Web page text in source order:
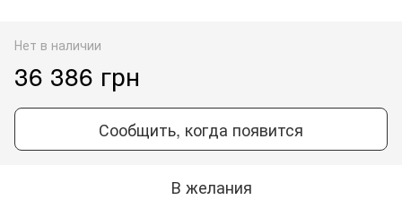
Нет в наличии
36 386 грн
Сообщить, когда появится
В желания